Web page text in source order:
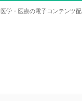
医学・医療の電子コンテンツ